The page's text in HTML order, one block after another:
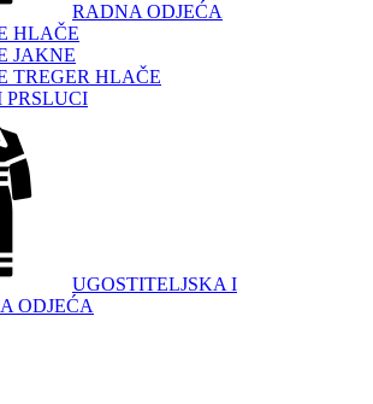
RADNA ODJEĆA
HLAČE
JAKNE
TREGER HLAČE
PRSLUCI
UGOSTITELJSKA I
ODJEĆA